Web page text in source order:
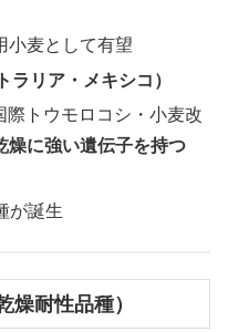
小麦として有望
ラリア・メキシコ）
際トウモロコシ・小麦改
燥に強い遺伝子を持つ
が誕生
耐性品種）